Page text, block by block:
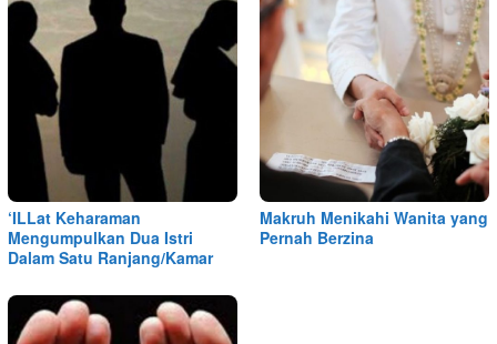
‘ILLat Keharaman
Mengumpulkan Dua Istri
Dalam Satu Ranjang/Kamar
Makruh Menikahi Wanita yang
Pernah Berzina